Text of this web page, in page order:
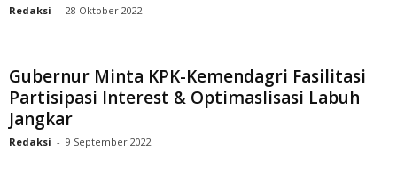
Redaksi - 28 Oktober 2022
Gubernur Minta KPK-Kemendagri Fasilitasi
Partisipasi Interest & Optimaslisasi Labuh
Jangkar
Redaksi - 9 September 2022